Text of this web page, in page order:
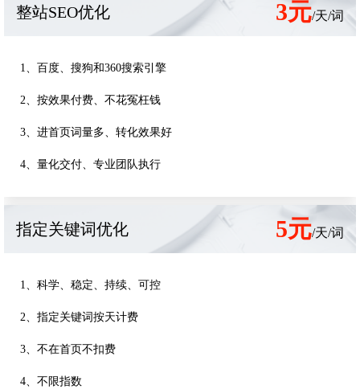
整站SEO优化 3元/天/词
1、百度、搜狗和360搜索引擎
2、按效果付费、不花冤枉钱
3、进首页词量多、转化效果好
4、量化交付、专业团队执行
指定关键词优化 5元/天/词
1、科学、稳定、持续、可控
2、指定关键词按天计费
3、不在首页不扣费
4、不限指数